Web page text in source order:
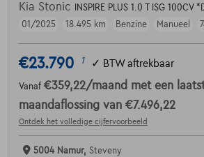
Kia Stonic
INSPIRE PLUS 1.0 T ISG 100CV
01/2025
18.495 km Benzine Manueel
€23.790 1 ✓ BTW aftrekbaar
Vanaf €359,22/maand met een
maandaflossing van €7.496,22
Ontdek het volledige cijfervoorbeeld
5004 Namur, Steveny